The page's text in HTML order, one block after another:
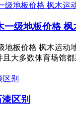
一级地板价格
地板价格 枫木运动
大多数体育场馆
区别